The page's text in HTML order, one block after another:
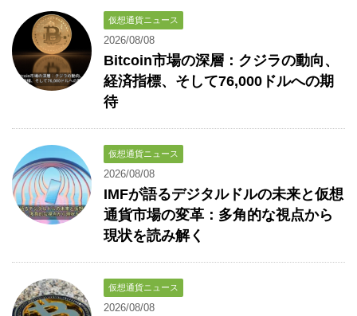
仮想通貨ニュース
2026/08/08
Bitcoin市場の深層：クジラの動向、
経済指標、そして76,000ドルへの期
待
仮想通貨ニュース
2026/08/08
IMFが語るデジタルドルの未来と仮想
通貨市場の変革：多角的な視点から
現状を読み解く
仮想通貨ニュース
2026/08/08